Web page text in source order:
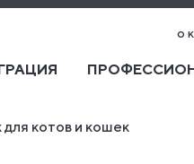
о
котов и кошек